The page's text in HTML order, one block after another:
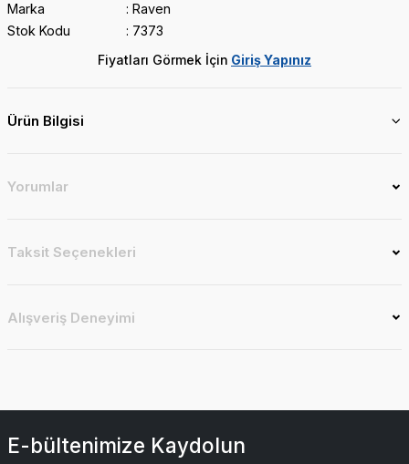
Marka
Raven
Stok Kodu
7373
Fiyatları Görmek İçin Giriş Yapınız
Ürün Bilgisi
Yorumlar
Taksit Seçenekleri
Alışveriş Deneyimi
E-bültenimize Kaydolun